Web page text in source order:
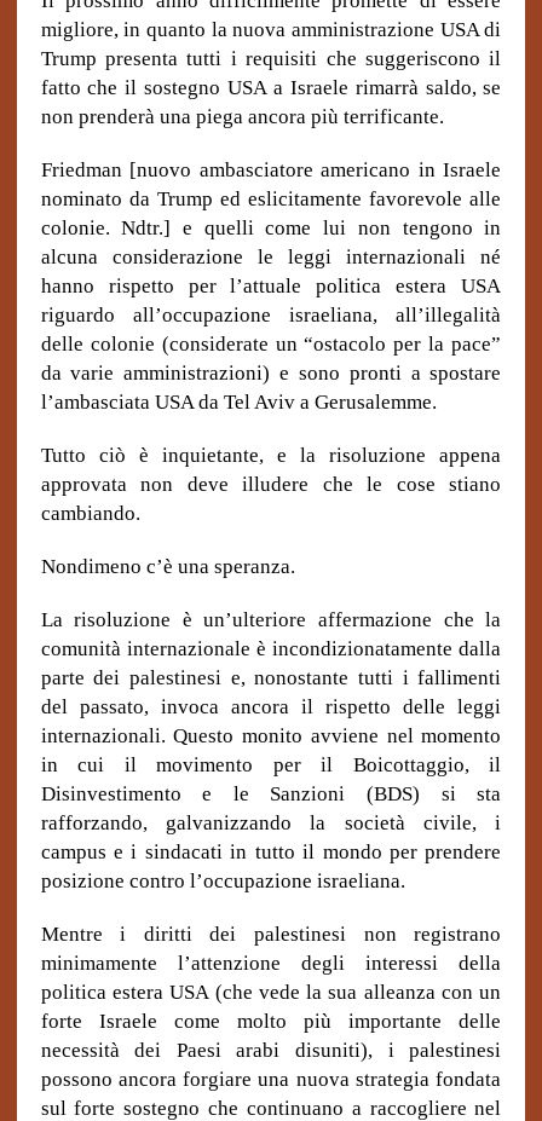
migliore, in quanto la nuova amministrazione USA di
Trump presenta tutti i requisiti che suggeriscono il
fatto che il sostegno USA a Israele rimarrà saldo, se
non prenderà una piega ancora più terrificante.
Friedman [nuovo ambasciatore americano in Israele
nominato da Trump ed eslicitamente favorevole alle
colonie. Ndtr.] e quelli come lui non tengono in
alcuna considerazione le leggi internazionali né
hanno rispetto per l’attuale politica estera USA
riguardo all’occupazione israeliana, all’illegalità
delle colonie (considerate un “ostacolo per la pace”
da varie amministrazioni) e sono pronti a spostare
l’ambasciata USA da Tel Aviv a Gerusalemme.
Tutto ciò è inquietante, e la risoluzione appena
approvata non deve illudere che le cose stiano
cambiando.
Nondimeno c’è una speranza.
La risoluzione è un’ulteriore affermazione che la
comunità internazionale è incondizionatamente dalla
parte dei palestinesi e, nonostante tutti i fallimenti
del passato, invoca ancora il rispetto delle leggi
internazionali. Questo monito avviene nel momento
in cui il movimento per il Boicottaggio, il
Disinvestimento e le Sanzioni (BDS) si sta
rafforzando, galvanizzando la società civile, i
campus e i sindacati in tutto il mondo per prendere
posizione contro l’occupazione israeliana.
Mentre i diritti dei palestinesi non registrano
minimamente l’attenzione degli interessi della
politica estera USA (che vede la sua alleanza con un
forte Israele come molto più importante delle
necessità dei Paesi arabi disuniti), i palestinesi
possono ancora forgiare una nuova strategia fondata
sul forte sostegno che continuano a raccogliere nel